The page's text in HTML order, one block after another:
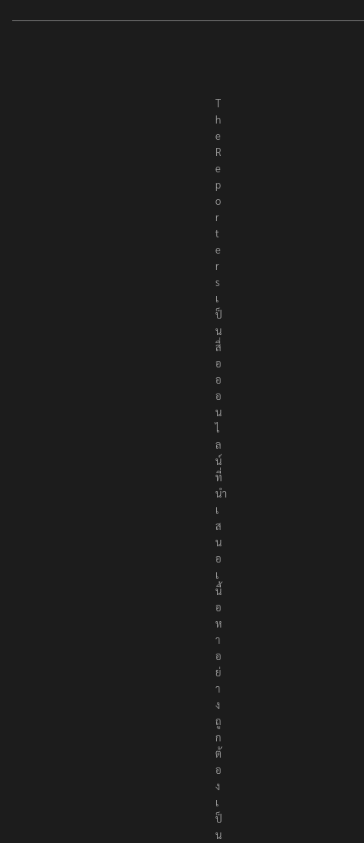
T
h
e
R
e
p
o
r
t
e
r
s
เ
ป็
น
สื่
อ
อ
อ
น
ไ
ล
น์
ที่
นำ
เ
ส
น
อ
เ
นื้
อ
ห
า
อ
ย่
า
ง
ถู
ก
ต้
อ
ง
เ
ป็
น